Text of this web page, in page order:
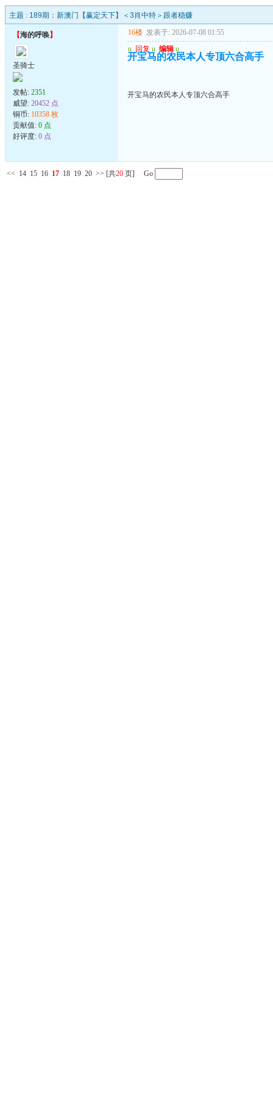
主题 : 189期：新澳门【赢定天下】＜3肖中特＞跟者稳赚
【海的呼唤】
圣骑士
发帖: 2351
威望: 20452 点
铜币: 10358 枚
贡献值: 0 点
好评度: 0 点
16楼 发表于: 2026-07-08 01:55
u 回复 u 编辑 u
开宝马的农民本人专顶六合高手
开宝马的农民本人专顶六合高手
<< 14 15 16 17 18 19 20 >> [共20 页] Go